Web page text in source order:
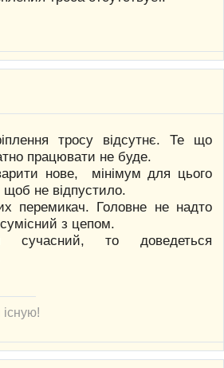
тросу відсутнє. Те що
працювати не буде.
нове, мінімум для цього
щоб не відпустило.
перемикач. Головне не надто
з цепом.
сучасний, то доведеться